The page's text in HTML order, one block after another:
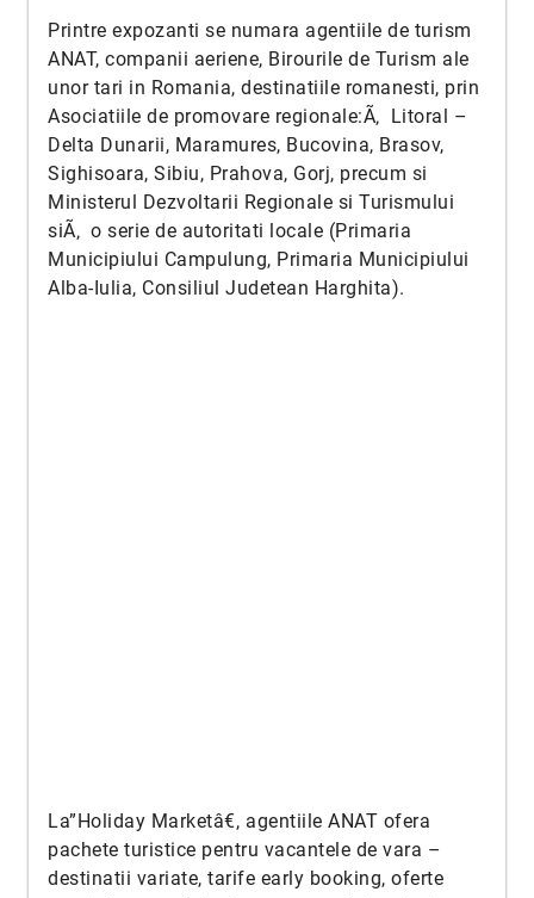
Printre expozanti se numara agentiile de turism
ANAT, companii aeriene, Birourile de Turism ale
unor tari in Romania, destinatiile romanesti, prin
Asociatiile de promovare regionale:Ã‚ Litoral –
Delta Dunarii, Maramures, Bucovina, Brasov,
Sighisoara, Sibiu, Prahova, Gorj, precum si
Ministerul Dezvoltarii Regionale si Turismului
siÃ‚ o serie de autoritati locale (Primaria
Municipiului Campulung, Primaria Municipiului
Alba-Iulia, Consiliul Judetean Harghita).
La”Holiday Marketâ€, agentiile ANAT ofera
pachete turistice pentru vacantele de vara –
destinatii variate, tarife early booking, oferte